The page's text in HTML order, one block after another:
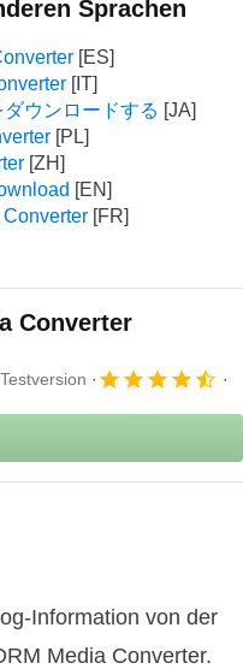
Sprachen
ウンロードする
Converter
Testversion
Information von der
Media Converter.